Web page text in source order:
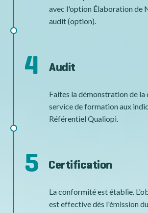
avec l'option Élaboration de
audit (option).
4 Audit
Faites la démonstration de
service de formation aux
Référentiel Qualiopi.
5 Certification
La conformité est établie.
est effective dès l'émission